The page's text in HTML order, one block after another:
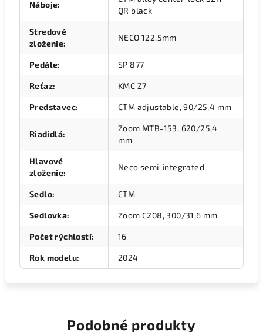
Náboje:
QR black
Stredové
zloženie:
NECO 122,5mm
Pedále: SP 877
Reťaz: KMC Z7
Predstavec: CTM adjustable, 90/25,4 mm
Riadidlá:
Zoom MTB-153, 620/25,4
mm
Hlavové
zloženie:
Neco semi-integrated
Sedlo: CTM
Sedlovka: Zoom C208, 300/31,6 mm
Počet rýchlostí: 16
Rok modelu: 2024
Podobné produkty